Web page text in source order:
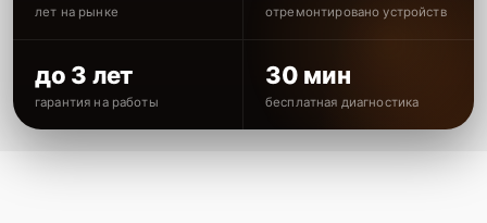
лет на рынке отремонтировано устройств
до 3 лет
гарантия на работы
30 мин
бесплатная диагностика